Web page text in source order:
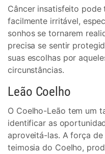
Câncer insatisfeito pode
facilmente irritável,
sonhos se tornarem
precisa se sentir
suas escolhas por
circunstâncias.
Leão Coelho
O Coelho-Leão tem um
identificar as
aproveitá-las. A força
teimosia do Coelho,